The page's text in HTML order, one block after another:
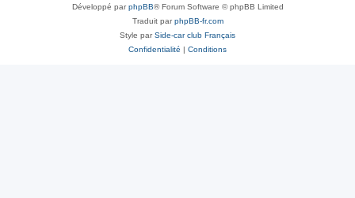
Développé parphpBB® Forum Software © phpBB Limited
Traduit parphpBB-fr.com
Style parSide-car club Français
Confidentialité | Conditions